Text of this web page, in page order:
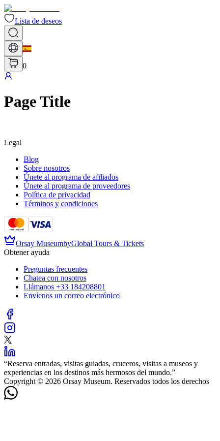
Lista de deseos
0
Page Title
Legal
Blog
Sobre nosotros
Únete al programa de afiliados
Únete al programa de proveedores
Política de privacidad
Términos y condiciones
Orsay MuseumbyGlobal Tours & Tickets
Obtener ayuda
Preguntas frecuentes
Chatea con nosotros
Llámanos +33 184208801
Envíenos un correo electrónico
“Reserva entradas, visitas guiadas, cruceros, visitas a museos y
experiencias en los destinos más hermosos del mundo.”
Copyright © 2026 Orsay Museum. Reservados todos los derechos